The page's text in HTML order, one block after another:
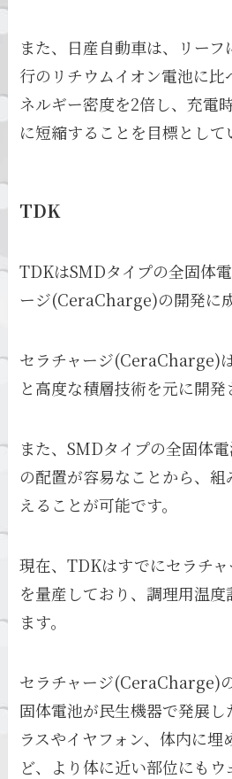
また、日産自動車は、リー
行のリチウムイオン電池に
ネルギー密度を2倍し、充電
に短縮することを目標として
TDK
TDKはSMDタイプの全固体
ージ(CeraCharge)の開発に
セラチャージ(CeraCharge)
と高度な積層技術を元に開発
また、SMDタイプの全固体
の配置が容易なことから、
えることが可能です。
現在、TDKはすでにセラチ
を量産しており、調理用温
ます。
セラチャージ(CeraCharge)
固体電池が民生機器で発展
ラスやイヤフォン、体内に埋
ど、より体に近い部位にも